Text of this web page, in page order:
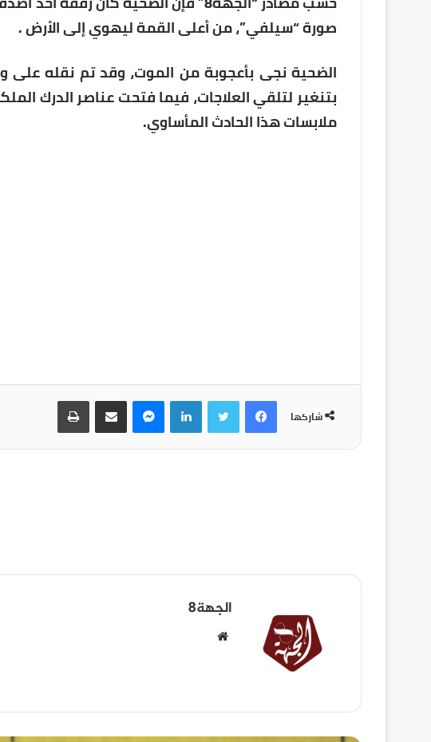
صورة “سيلفي”، من أعلى القمة ليهوي إلى الأرض .
الضحية نجى بأعجوبة من الموت، وقد تم نقله
بتنغير لتلقي العلاجات، فيما فتحت عناصر الدرك
ملابسات هذا الحادث المأساوي.
شاركها
الجهة8